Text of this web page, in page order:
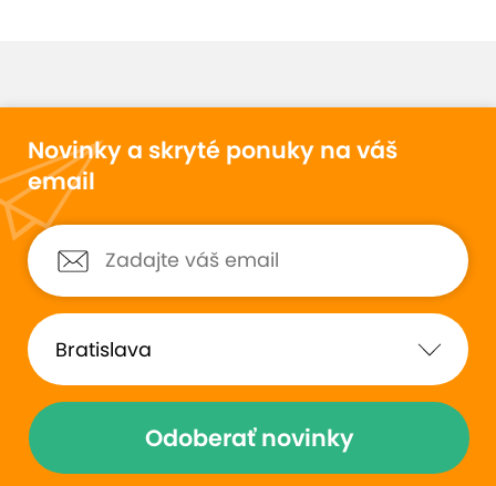
Novinky a skryté ponuky na váš
email
Odoberať novinky